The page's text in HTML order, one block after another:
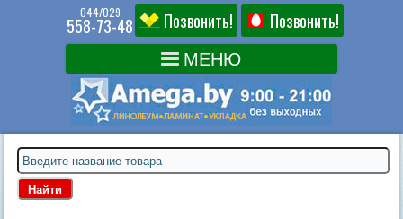
044/029
558-73-48 Позвонить! Позвонить!